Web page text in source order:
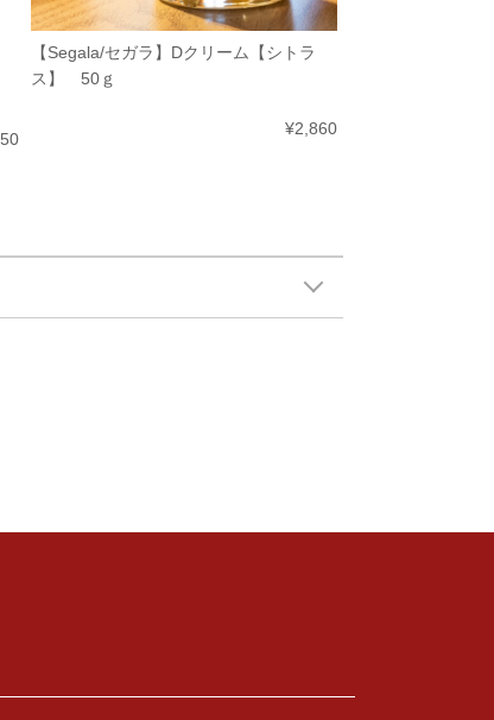
【Segala/セガラ】Dクリーム【シトラ
ス】 50ｇ
¥2,860